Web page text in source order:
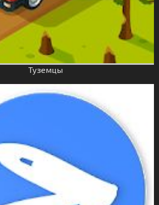
Туземцы